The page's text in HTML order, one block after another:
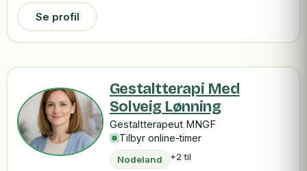
Se profil
Gestaltterapi Med
Solveig Lønning
Gestaltterapeut MNGF
Tilbyr online-timer
Nodeland +2 til